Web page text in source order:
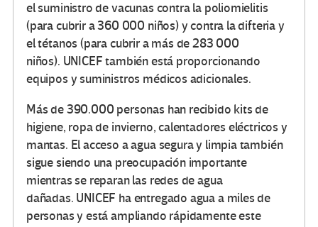
el suministro de vacunas contra la poliomielitis
(para cubrir a 360 000 niños) y contra la difteria y
el tétanos (para cubrir a más de 283 000
niños). UNICEF también está proporcionando
equipos y suministros médicos adicionales.
Más de 390.000 personas han recibido kits de
higiene, ropa de invierno, calentadores eléctricos y
mantas. El acceso a agua segura y limpia también
sigue siendo una preocupación importante
mientras se reparan las redes de agua
dañadas. UNICEF ha entregado agua a miles de
personas y está ampliando rápidamente este